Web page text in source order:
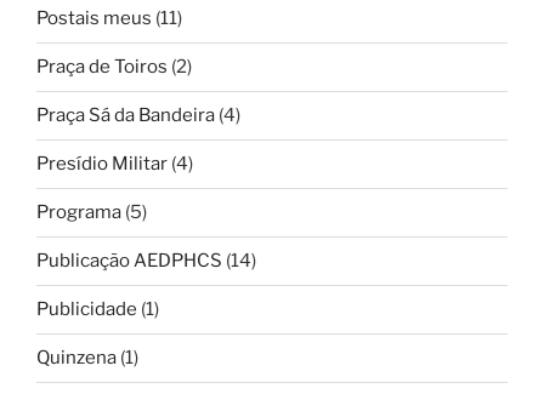
Postais meus (11)
Praça de Toiros (2)
Praça Sá da Bandeira (4)
Presídio Militar (4)
Programa (5)
Publicação AEDPHCS (14)
Publicidade (1)
Quinzena (1)